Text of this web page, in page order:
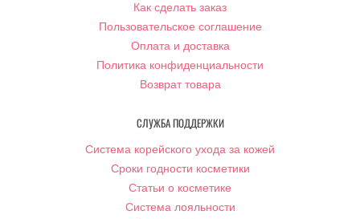
Как сделать заказ
Пользовательское соглашение
Оплата и доставка
Политика конфиденциальности
Возврат товара
СЛУЖБА ПОДДЕРЖКИ
Система корейского ухода за кожей
Сроки годности косметики
Статьи о косметике
Система лояльности